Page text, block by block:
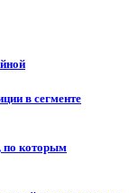
в сегменте
по которым